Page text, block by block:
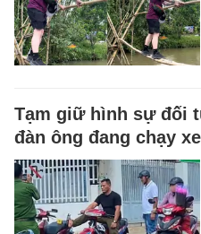
Tạm giữ hình sự đối
đàn ông đang chạy